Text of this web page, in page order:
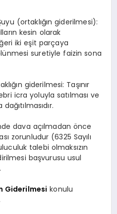
(ortaklığın giderilmesi):
kesin olarak
iki eşit parçaya
suretiyle faizin sona
giderilmesi: Taşınır
icra yoluyla satılması ve
dava açılmadan önce
zorunludur (6325 Sayılı
talebi olmaksızın
başvurusu usul
Giderilmesi konulu